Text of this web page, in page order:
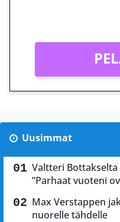
Uusimmat
Valtteri
”Parhaat vuoteni
Max Verstappen
nuorelle tähdelle